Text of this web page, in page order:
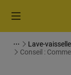
Lave-vaisselle
Conseil :